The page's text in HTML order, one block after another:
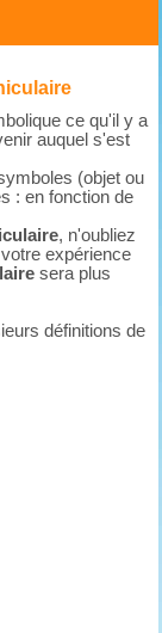
ce qu'il y a
auquel s'est
(objet ou
: en fonction de
, n'oubliez
expérience
sera plus
définitions de